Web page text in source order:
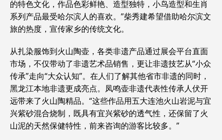
的特色文化，作品色彩鲜艳、造型独特，小鸟造型和生肖
系列产品最受哈尔滨人的喜欢。”柴秀建希望借助哈尔滨文
旅的热度，宣传家乡的传统文化。
从扎染服饰到火山陶壶，各类非遗产品通过展会平台直面
市场，不仅带动了非遗艺术品销售，更让非遗技艺从“小众
传承”走向“大众认知”。在人们了解其他省市非遗的同时，
黑龙江本地非遗更成亮点。凤鸣壶非遗代表性传承人伏开
远带来了火山陶精品。“这些作品用五大连池火山岩泥与宜
兴紫砂混合烧制，既具有宜兴紫砂的透气性，还保留了火
山泥的天然保健特性，前来咨询的游客比较多。”